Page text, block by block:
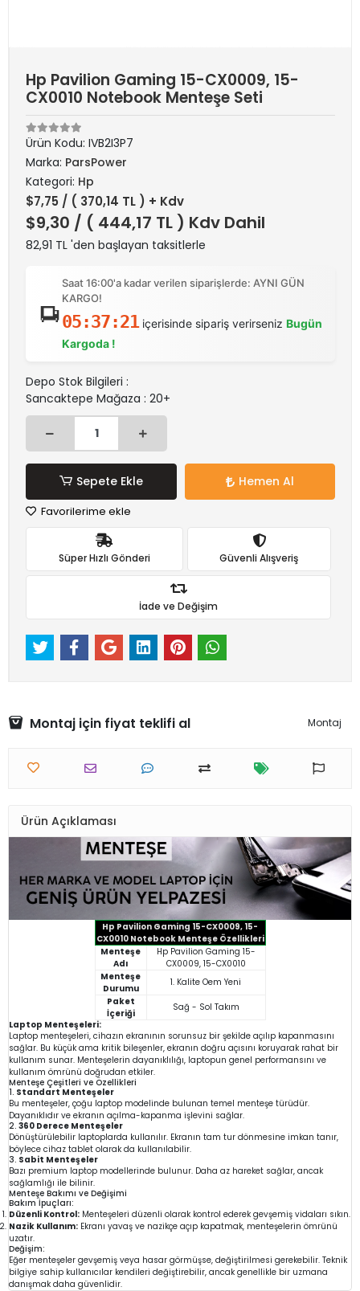
Hp Pavilion Gaming 15-CX0009, 15-
CX0010 Notebook Menteşe Seti
Ürün Kodu: IVB2I3P7
Marka: ParsPower
Kategori: Hp
$7,75 / ( 370,14 TL ) + Kdv
$9,30 / ( 444,17 TL ) Kdv Dahil
82,91 TL 'den başlayan taksitlerle
Saat 16:00'a kadar verilen siparişlerde: AYNI GÜN
KARGO!
05:37:21içerisinde sipariş verirseniz Bugün
Kargoda !
Depo Stok Bilgileri :
Sancaktepe Mağaza : 20+
Sepete Ekle Hemen Al
Favorilerime ekle
Süper Hızlı Gönderi Güvenli Alışveriş
İade ve Değişim
Montaj için fiyat teklifi al Montaj
Ürün Açıklaması
Hp Pavilion Gaming 15-CX0009, 15-
CX0010 Notebook Menteşe Özellikleri
Menteşe
Adı
Hp Pavilion Gaming 15-
CX0009, 15-CX0010
Menteşe
Durumu
1. Kalite Oem Yeni
Paket
İçeriği
Sağ - Sol Takım
Laptop Menteşeleri:
Laptop menteşeleri, cihazın ekranının sorunsuz bir şekilde açılıp kapanmasını
sağlar. Bu küçük ama kritik bileşenler, ekranın doğru açısını koruyarak rahat bir
kullanım sunar. Menteşelerin dayanıklılığı, laptopun genel performansını ve
kullanım ömrünü doğrudan etkiler.
Menteşe Çeşitleri ve Özellikleri
1. Standart Menteşeler
Bu menteşeler, çoğu laptop modelinde bulunan temel menteşe türüdür.
Dayanıklıdır ve ekranın açılma-kapanma işlevini sağlar.
2. 360 Derece Menteşeler
Dönüştürülebilir laptoplarda kullanılır. Ekranın tam tur dönmesine imkan tanır,
böylece cihaz tablet olarak da kullanılabilir.
3. Sabit Menteşeler
Bazı premium laptop modellerinde bulunur. Daha az hareket sağlar, ancak
sağlamlığı ile bilinir.
Menteşe Bakımı ve Değişimi
Bakım İpuçları:
Düzenli Kontrol: Menteşeleri düzenli olarak kontrol ederek gevşemiş vidaları sıkın.
Nazik Kullanım: Ekranı yavaş ve nazikçe açıp kapatmak, menteşelerin ömrünü
uzatır.
Değişim:
Eğer menteşeler gevşemiş veya hasar görmüşse, değiştirilmesi gerekebilir. Teknik
bilgiye sahip kullanıcılar kendileri değiştirebilir, ancak genellikle bir uzmana
danışmak daha güvenlidir.